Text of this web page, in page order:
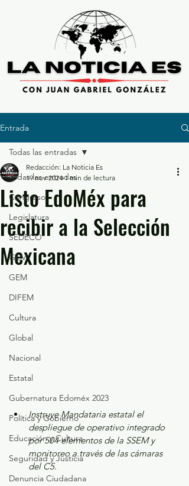
Entrada
Todas las entradas
Congreso
Legislatura
SEDECO
GEM
GEM
DIFEM
Cultura
Global
Nacional
Estatal
Gubernatura Edoméx 2023
Política y Gobierno
Educación y Cultura
Seguridad y Justicia
Denuncia Ciudadana
Todas las entradas
Listo EdoMéx para
recibir a la Selección
Mexicana
Redacción: La Noticia Es
19 nov 2024 1 min de lectura
Instruye Mandataria estatal el
despliegue de operativo integrado
por 504 elementos de la SSEM y
monitoreo a través de las cámaras
del C5.